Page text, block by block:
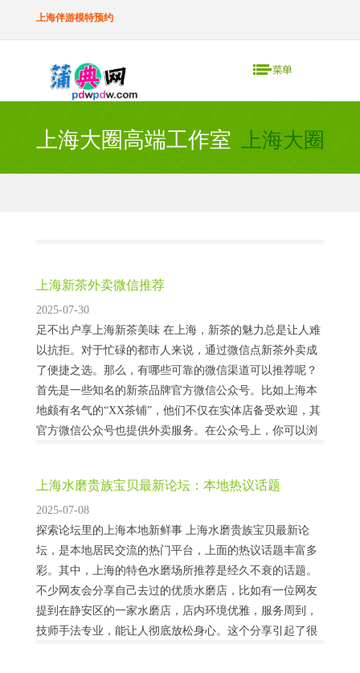
上海伴游模特预约
上海大圈高端工作室 上海大圈高
上海新茶外卖微信推荐
2025-07-30
足不出户享上海新茶美味 在上海，新茶的魅力总是让人难
以抗拒。对于忙碌的都市人来说，通过微信点新茶外卖成
了便捷之选。那么，有哪些可靠的微信渠道可以推荐呢？
首先是一些知名的新茶品牌官方微信公众号。比如上海本
地颇有名气的“XX茶铺”，他们不仅在实体店备受欢迎，其
官方微信公众号也提供外卖服务。在公众号上，你可以浏
上海水磨贵族宝贝最新论坛：本地热议话题
2025-07-08
探索论坛里的上海本地新鲜事 上海水磨贵族宝贝最新论
坛，是本地居民交流的热门平台，上面的热议话题丰富多
彩。其中，上海的特色水磨场所推荐是经久不衰的话题。
不少网友会分享自己去过的优质水磨店，比如有一位网友
提到在静安区的一家水磨店，店内环境优雅，服务周到，
技师手法专业，能让人彻底放松身心。这个分享引起了很